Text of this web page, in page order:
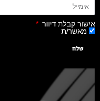
אישור קבלת דיוור
מאשר/ת
שלח